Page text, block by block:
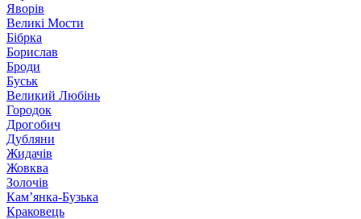
Яворів
Великі Мости
Бібрка
Борислав
Броди
Буськ
Великий Любінь
Городок
Дрогобич
Дубляни
Жидачів
Жовква
Золочів
Кам’янка-Бузька
Краковець